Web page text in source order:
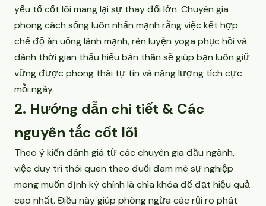
yếu tố cốt lõi mang lại sự thay đổi lớn. Chuyên gia
phong cách sống luôn nhấn mạnh rằng việc kết hợp
chế độ ăn uống lành mạnh, rèn luyện yoga phục hồi và
dành thời gian thấu hiểu bản thân sẽ giúp bạn luôn giữ
vững được phong thái tự tin và năng lượng tích cực
mỗi ngày.
2. Hướng dẫn chi tiết & Các
nguyên tắc cốt lõi
Theo ý kiến đánh giá từ các chuyên gia đầu ngành,
việc duy trì thói quen theo đuổi đam mê sự nghiệp
mong muốn định kỳ chính là chìa khóa để đạt hiệu quả
cao nhất. Điều này giúp phòng ngừa các rủi ro phát